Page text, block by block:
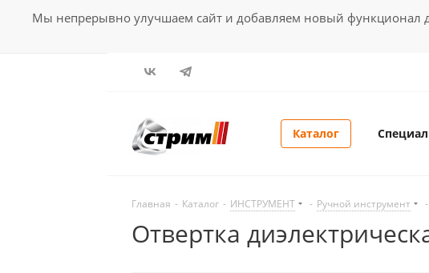
Мы непрерывно улучшаем сайт и добавляем новый функционал
Каталог
Главная - Каталог - ИНСТРУМЕНТ - Ручной инструмент -
Отвертка